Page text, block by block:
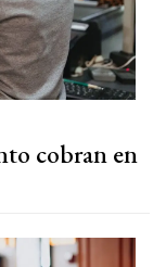
cobran en